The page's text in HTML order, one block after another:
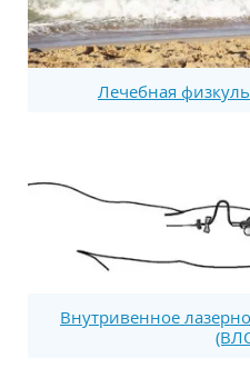
Лечебная
Внутривенное